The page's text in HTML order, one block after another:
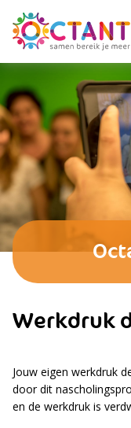
Werkdruk
Jouw eigen werkdruk
door dit
en de werkdruk is